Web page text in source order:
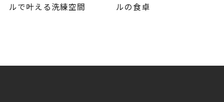
ルで叶える洗練空間
ルの食卓